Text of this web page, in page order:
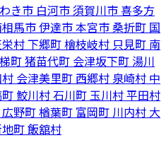
き市 白河市須賀川市喜多方
馬市伊達市本宮市桑折町 国
村下郷町檜枝岐村 只見町 南
町猪苗代町 会津坂下町 湯川
会津美里町 西郷村 泉崎村 中
鮫川村石川町玉川村平田村
広野町楢葉町 富岡町 川内村 大
町飯舘村